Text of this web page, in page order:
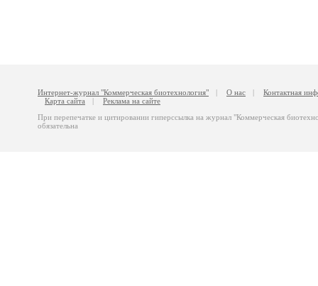
Интернет-журнал "Коммерческая биотехнология" | О нас |
Контактная
Карта сайта
|
Реклама на сайте
При перепечатке и цитировании гиперссылка на журнал "Коммерческая
обязательна